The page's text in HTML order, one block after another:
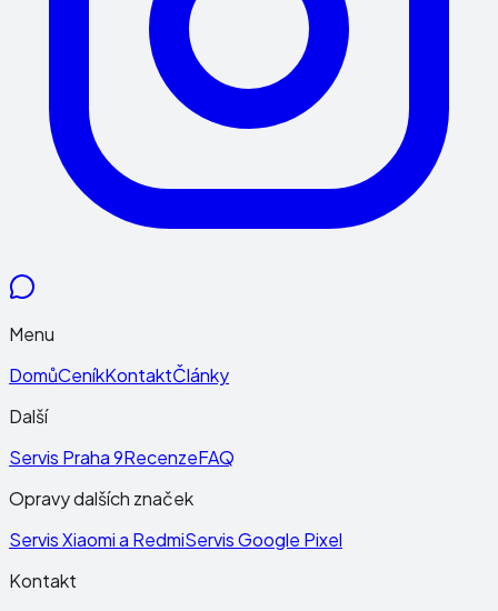
Menu
DomůCeníkKontaktČlánky
Další
Servis Praha 9RecenzeFAQ
Opravy dalších značek
Servis Xiaomi a RedmiServis Google Pixel
Kontakt